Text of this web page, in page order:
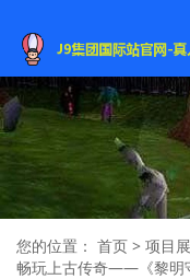
您的位置： 首页 > 项目
畅玩上古传奇——《黎明